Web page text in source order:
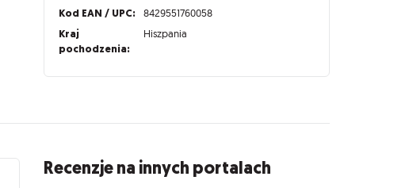
Kod EAN / UPC: 8429551760058
Kraj
pochodzenia:
Hiszpania
Recenzje na innych portalach